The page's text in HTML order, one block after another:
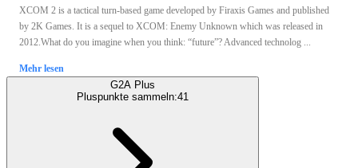
XCOM 2 is a tactical turn-based game developed by Firaxis Games and published
by 2K Games. It is a sequel to XCOM: Enemy Unknown which was released in
2012.What do you imagine when you think: “future”? Advanced technolog ...
Mehr lesen
G2A Plus
Pluspunkte sammeln:41